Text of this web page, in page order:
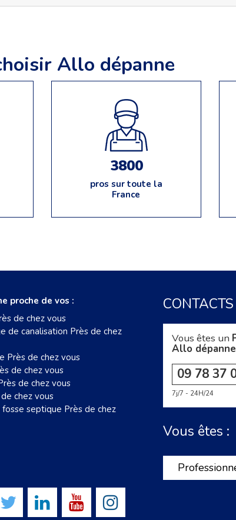
Allo dépanne
3800
pros sur toute la
France
proche de vos :
de chez vous
de canalisation Près de chez
Près de chez vous
de chez vous
de chez vous
chez vous
septique Près de chez
CONTACTS
Vous êtes un
Allo
09 78 37
7j/7 - 24H/24
Vous êtes :